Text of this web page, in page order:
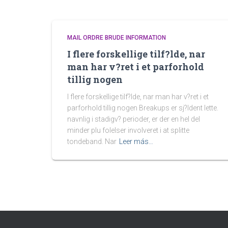
MAIL ORDRE BRUDE INFORMATION
I flere forskellige tilf?lde, nar
man har v?ret i et parforhold
tillig nogen
I flere forskellige tilf?lde, nar man har v?ret i et
parforhold tillig nogen Breakups er sj?ldent lette.
navnlig i stadigv? perioder, er der en hel del
minder plu folelser involveret i at splitte
tondeband. Nar
Leer más…